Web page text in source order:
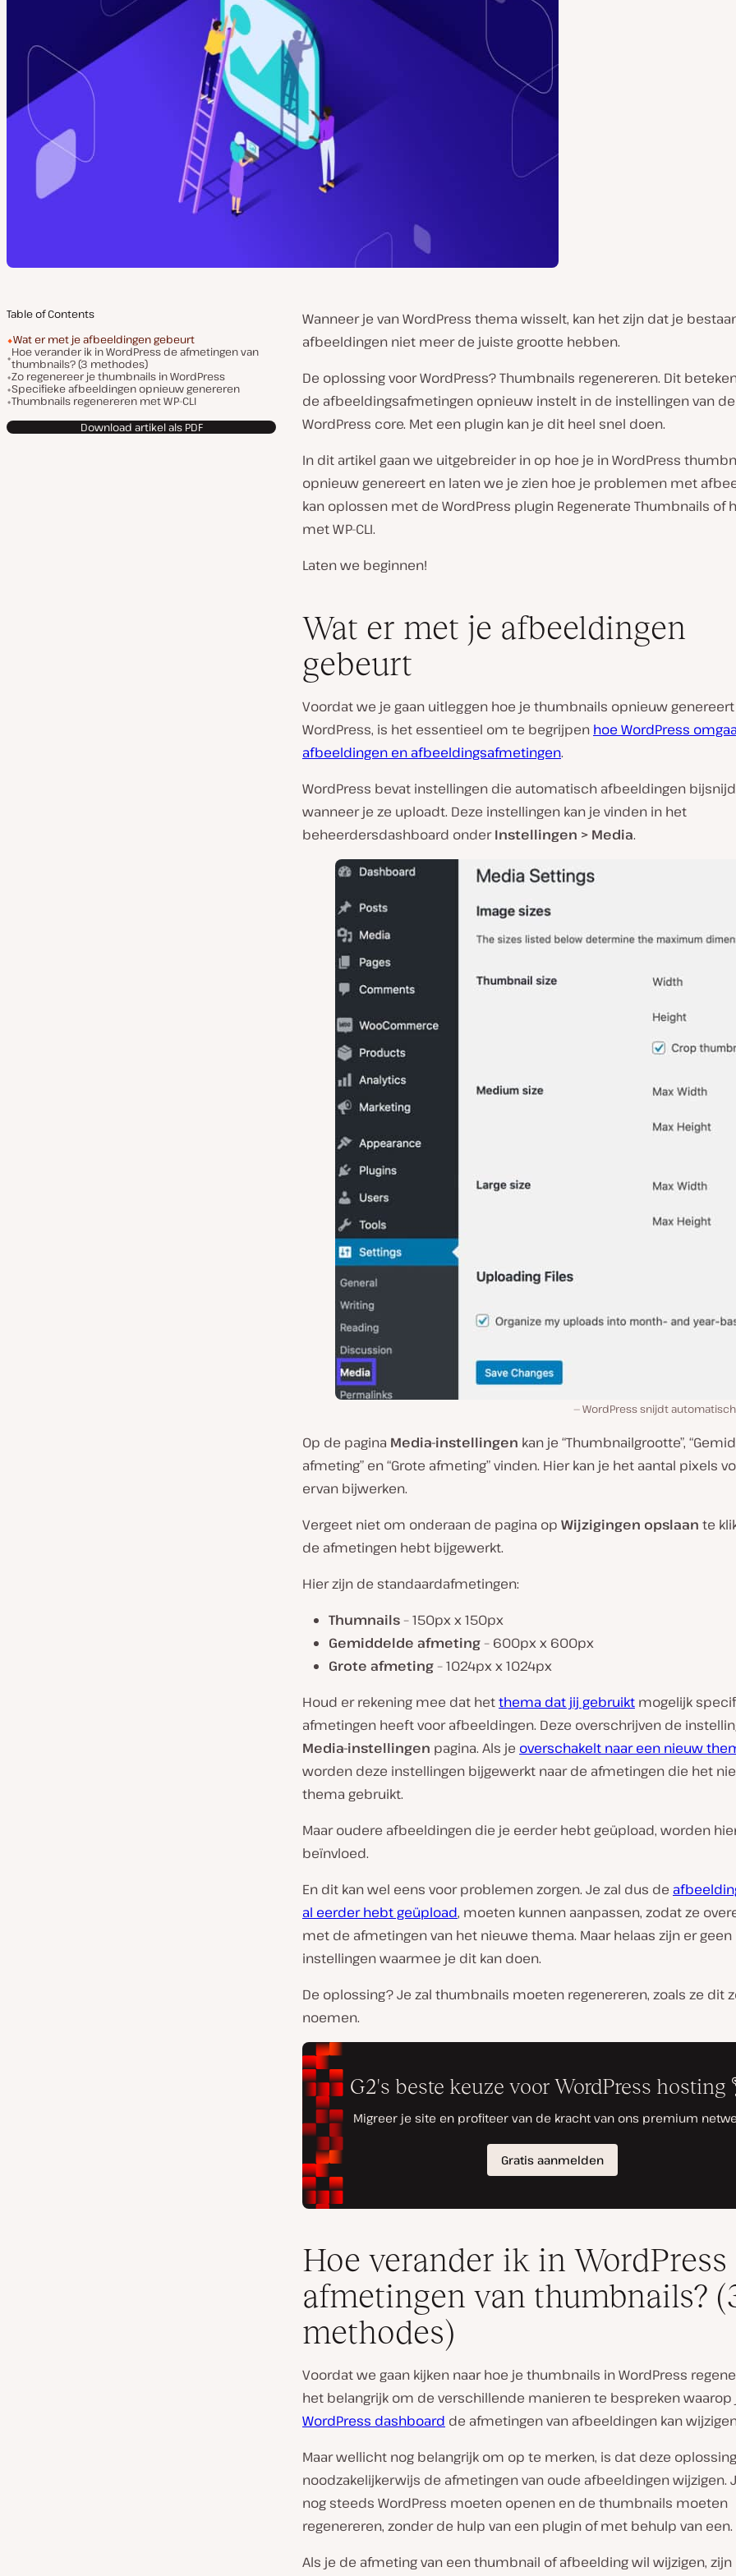
Table of Contents
Wat er met je afbeeldingen gebeurt
Hoe verander ik in WordPress de afmetingen van
thumbnails? (3 methodes)
Zo regenereer je thumbnails in WordPress
Specifieke afbeeldingen opnieuw genereren
Thumbnails regenereren met WP-CLI
Download artikel als PDF
Wanneer je van WordPress thema wisselt, kan het zijn dat je
afbeeldingen niet meer de juiste grootte hebben.
De oplossing voor WordPress? Thumbnails regenereren. Dit
de afbeeldingsafmetingen opnieuw instelt in de instellingen van de
WordPress core. Met een plugin kan je dit heel snel doen.
In dit artikel gaan we uitgebreider in op hoe je in WordPress
opnieuw genereert en laten we je zien hoe je problemen met
kan oplossen met de WordPress plugin Regenerate Thumbnails of
met WP-CLI.
Laten we beginnen!
Wat er met je afbeeldingen
gebeurt
Voordat we je gaan uitleggen hoe je thumbnails opnieuw
WordPress, is het essentieel om te begrijpen hoe WordPress
afbeeldingen en afbeeldingsafmetingen.
WordPress bevat instellingen die automatisch afbeeldingen
wanneer je ze uploadt. Deze instellingen kan je vinden in het
beheerdersdashboard onderInstellingen > Media.
WordPress snijdt
Op de pagina Media-instellingen kan je “Thumbnailgrootte”,
afmeting” en “Grote afmeting” vinden. Hier kan je het aantal pixels
ervan bijwerken.
Vergeet niet om onderaan de pagina op Wijzigingen opslaan te
de afmetingen hebt bijgewerkt.
Hier zijn de standaardafmetingen:
Thumnails– 150px x 150px
Gemiddelde afmeting– 600px x 600px
Grote afmeting– 1024px x 1024px
Houd er rekening mee dat hetthema dat jij gebruikt mogelijk
afmetingen heeft voor afbeeldingen. Deze overschrijven de
Media-instellingen pagina. Als je overschakelt naar een nieuw
worden deze instellingen bijgewerkt naar de afmetingen die het
thema gebruikt.
Maar oudere afbeeldingen die je eerder hebt geüpload, worden
beïnvloed.
En dit kan wel eens voor problemen zorgen. Je zal dus de
al eerder hebt geüpload, moeten kunnen aanpassen, zodat ze
met de afmetingen van het nieuwe thema. Maar helaas zijn er geen
instellingen waarmee je dit kan doen.
De oplossing? Je zal thumbnails moeten regenereren, zoals ze dit
noemen.
Hoe verander ik in WordPress
afmetingen van thumbnails?
methodes)
Voordat we gaan kijken naar hoe je thumbnails in WordPress
het belangrijk om de verschillende manieren te bespreken waarop
WordPress dashboard de afmetingen van afbeeldingen kan
Maar wellicht nog belangrijk om op te merken, is dat deze
noodzakelijkerwijs de afmetingen van oude afbeeldingen wijzigen.
nog steeds WordPress moeten openen en de thumbnails moeten
regenereren, zonder de hulp van een plugin of met behulp van een.
Als je de afmeting van een thumbnail of afbeelding wil wijzigen,